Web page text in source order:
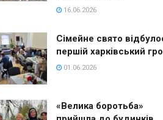
16.06.2026
Сімейне свято
першій харківський
01.06.2026
«Велика боротьба»